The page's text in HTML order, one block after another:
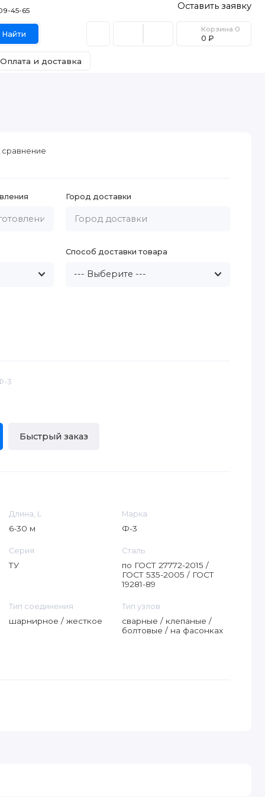
45-65 Оставить заявку
Найти
Корзина 0
0 ₽
Оплата и доставка
3
Быстрый заказ
сравнение
Город доставки
Способ доставки товара
Длина, L
6-30 м
Марка
Ф-3
Серия
ТУ
Сталь
по ГОСТ 27772-2015 /
ГОСТ 535-2005 / ГОСТ
19281-89
Тип соединения
шарнирное / жесткое
Тип узлов
сварные / клепаные /
болтовые / на фасонках